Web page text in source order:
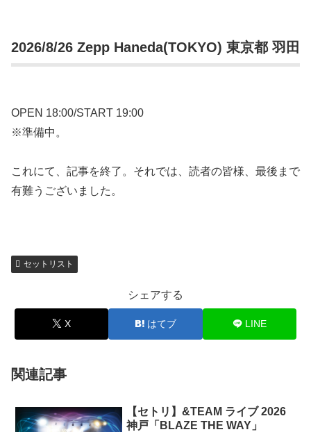
2026/8/26 Zepp Haneda(TOKYO) 東京都 羽田
OPEN 18:00/START 19:00
※準備中。
これにて、記事を終了。それでは、読者の皆様、最後まで
有難うございました。
セットリスト
シェアする
X はてブ LINE
関連記事
【セトリ】&TEAM ライブ 2026
神戸「BLAZE THE WAY」